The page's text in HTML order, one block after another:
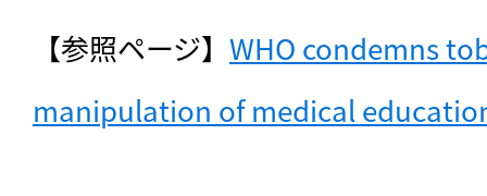
【参照ページ】 WHO condemns
manipulation of medical